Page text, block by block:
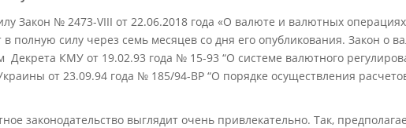
Закон № 2473-VIII от 22.06.2018 года «О валюте и валютных
полную силу через семь месяцев со дня его опубликования. Закон о
Декрета КМУ от 19.02.93 года № 15-93 “О системе валютного
от 23.09.94 года № 185/94-ВР “О порядке осуществления
законодательство выглядит очень привлекательно. Так,